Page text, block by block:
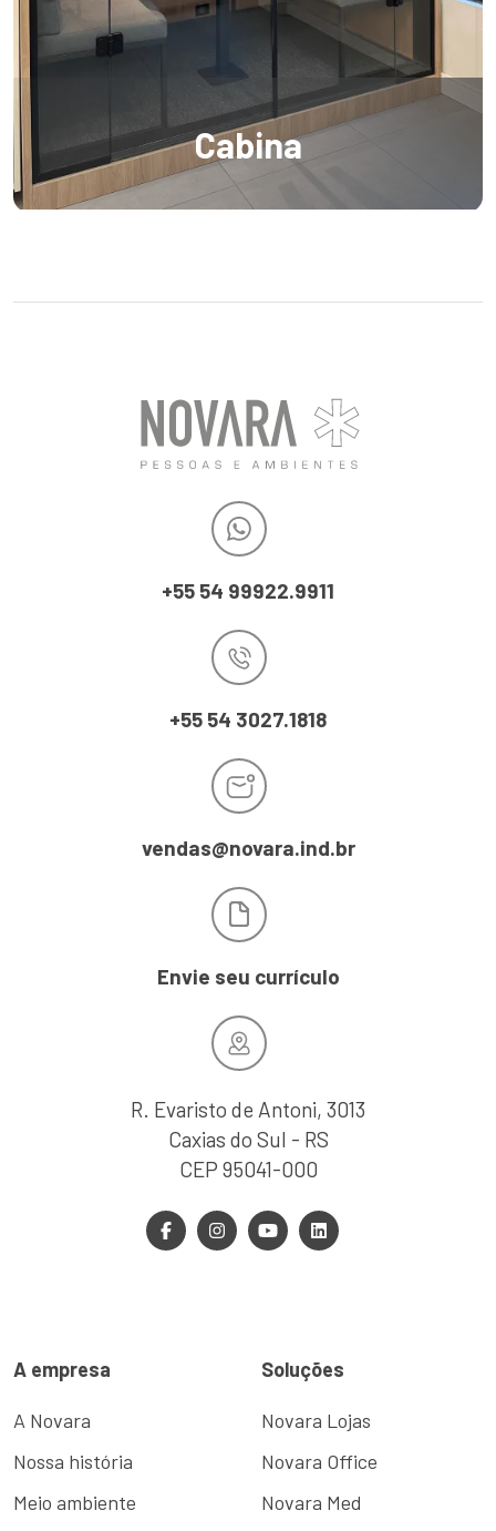
Cabina
+55 54 99922.9911
+55 54 3027.1818
vendas@novara.ind.br
Envie seu currículo
R. Evaristo de Antoni, 3013
Caxias do Sul - RS
CEP 95041-000
A empresa
A Novara
Nossa história
Meio ambiente
Soluções
Novara Lojas
Novara Office
Novara Med